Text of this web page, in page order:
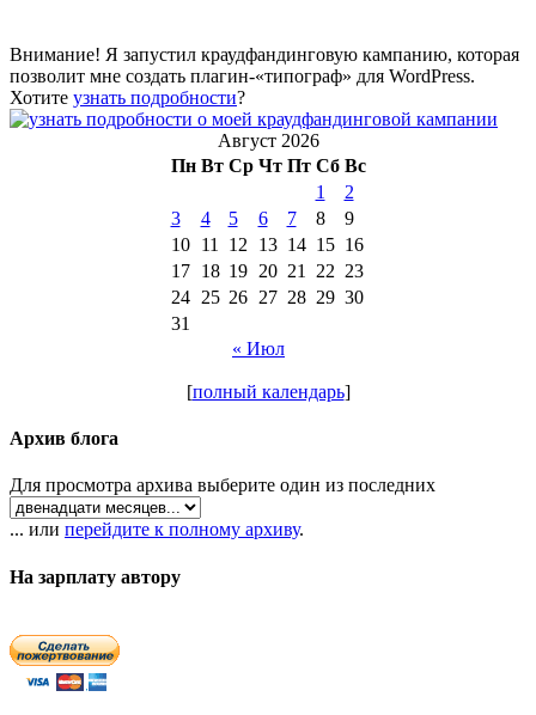
Внимание! Я запустил краудфандинговую кампанию, которая
позволит мне создать плагин-«типограф» для WordPress.
Хотите узнать подробности?
Август 2026
Пн Вт Ср Чт Пт Сб Вс
1
2
3
4 5 6 7 8
9
10
11 12 13 14 15 16
17
18 19 20 21 22 23
24
25 26 27 28 29 30
31
« Июл
[полный календарь]
Архив блога
Для просмотра архива выберите один из последних
... или перейдите к полному архиву.
На зарплату автору